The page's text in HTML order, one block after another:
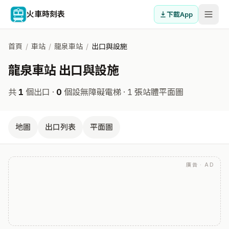
火車時刻表 下載App
首頁 / 車站 / 龍泉車站 / 出口與設施
龍泉車站 出口與設施
共 1 個出口 · 0 個設無障礙電梯 · 1 張站體平面圖
地圖 出口列表 平面圖
廣告 · AD